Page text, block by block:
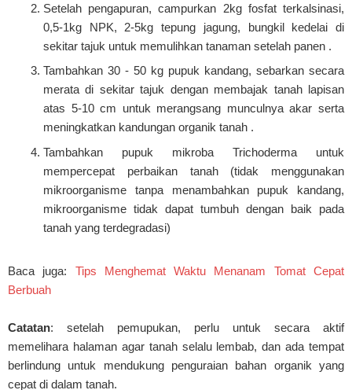
Setelah pengapuran, campurkan 2kg fosfat terkalsinasi,
0,5-1kg NPK, 2-5kg tepung jagung, bungkil kedelai di
sekitar tajuk untuk memulihkan tanaman setelah panen .
Tambahkan 30 - 50 kg pupuk kandang, sebarkan secara
merata di sekitar tajuk dengan membajak tanah lapisan
atas 5-10 cm untuk merangsang munculnya akar serta
meningkatkan kandungan organik tanah .
Tambahkan pupuk mikroba Trichoderma untuk
mempercepat perbaikan tanah (tidak menggunakan
mikroorganisme tanpa menambahkan pupuk kandang,
mikroorganisme tidak dapat tumbuh dengan baik pada
tanah yang terdegradasi)
Baca juga: Tips Menghemat Waktu Menanam Tomat Cepat
Berbuah
Catatan: setelah pemupukan, perlu untuk secara aktif
memelihara halaman agar tanah selalu lembab, dan ada tempat
berlindung untuk mendukung penguraian bahan organik yang
cepat di dalam tanah.